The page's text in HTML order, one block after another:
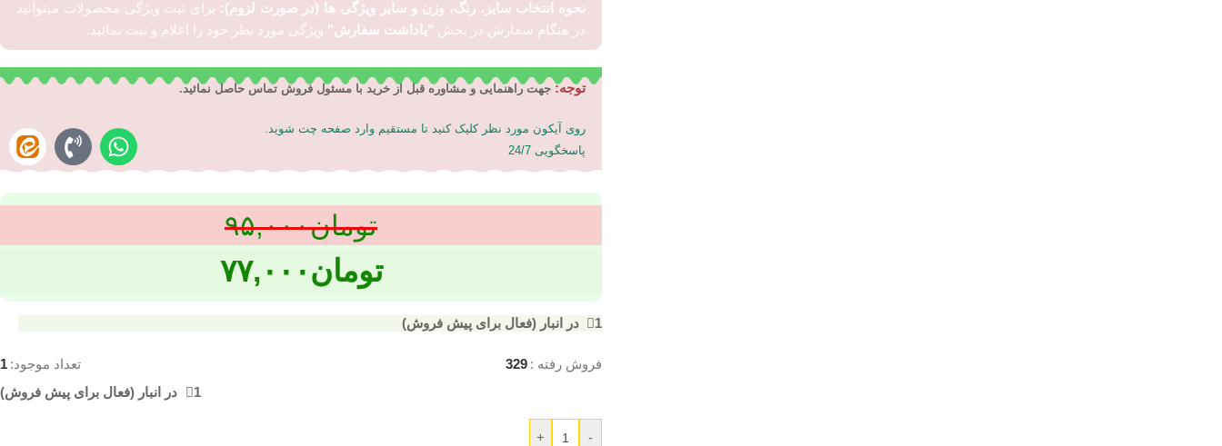
نحوه انتخاب سایز، رنگ، وزن و سایر ویژگی ها (در صورت لزوم): برای ثبت ویژگی محصولات میتوانید
در هنگام سفارش در بخش "یاداشت سفارش" ویژگی مورد نظر خود را اعلام و ثبت نمائید.
توجه: جهت راهنمایی و مشاوره قبل از خرید با مسئول فروش تماس حاصل نمائید.
روی آیکون مورد نظر کلیک کنید تا مستقیم وارد صفحه چت شوید.
پاسخگویی 24/7
تومان۹۵,۰۰۰
تومان۷۷,۰۰۰
1 در انبار (فعال برای پیش فروش)
فروش رفته : 329 تعداد موجود: 1
1 در انبار (فعال برای پیش فروش)
-
+